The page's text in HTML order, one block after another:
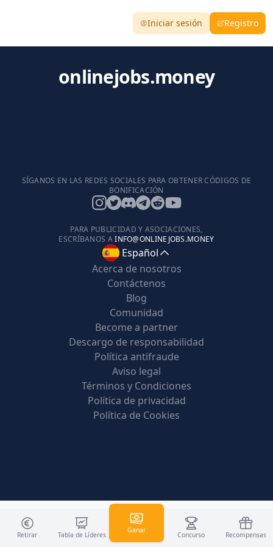
Iniciar sesión Registro
onlinejobs.money
SÍGANOS EN LAS REDES SOCIALES PARA OBTENER CÓDIGOS DE
BONIFICACIÓN
PARA PUBLICIDAD Y ASOCIACIONES,
ESCRÍBANOS AINFO@ONLINEJOBS.MONEY
Español
Acerca de nosotros
Contáctenos
Blog
Comunidad
Become a partner
Descargo de responsabilidad
Política antifraude
Aviso legal
Términos y Condiciones
Política de privacidad
Política de Cookies
Retirar Tabla de Líderes
Ganar
Concurso Recompensas